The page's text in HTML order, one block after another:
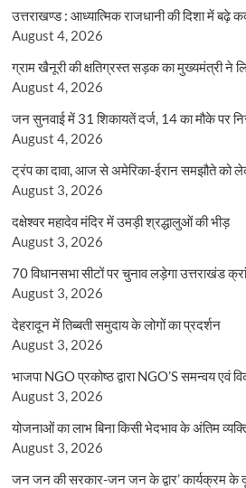
उत्तराखण्ड : आध्यात्मिक राजधानी की दिशा में बढ़े
August 4, 2026
ग्राम खैनूरी की क्षतिग्रस्त सड़क का मुख्यमंत्री ने
August 4, 2026
जन सुनवाई में 31 शिकायतें दर्ज, 14 का मौके पर
August 4, 2026
ट्रंप का दावा, आज से अमेरिका-ईरान समझौते को
August 3, 2026
दक्षेश्वर महादेव मंदिर में उमड़ी श्रद्धालुओं की भीड़
August 3, 2026
70 विधानसभा सीटों पर चुनाव लड़ेगा उत्तराखंड
August 3, 2026
देहरादून में तिब्बती समुदाय के लोगों का प्रदर्शन
August 3, 2026
भाजपा NGO प्रकोष्ठ द्वारा NGO’S समन्वय
August 3, 2026
योजनाओं का लाभ बिना किसी भेदभाव के अंतिम
August 3, 2026
जन जन की सरकार-जन जन के द्वार’ कार्यक्रम